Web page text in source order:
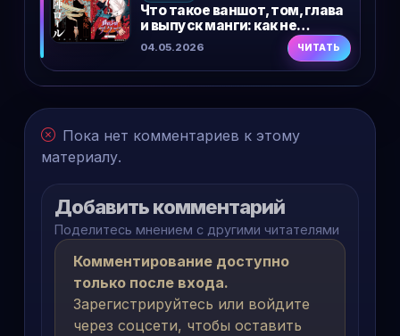
Что такое ваншот, том, глава
и выпуск манги: как не
путаться в терминах
04.05.2026 ЧИТАТЬ
Пока нет комментариев к этому
материалу.
Добавить комментарий
Поделитесь мнением с другими читателями
Комментирование доступно
только после входа.
Зарегистрируйтесь или войдите
через соцсети, чтобы оставить